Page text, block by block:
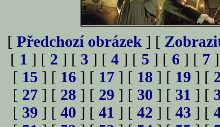
[ Předchozí obrázek ] [
[ 1 ] [ 2 ] [ 3 ] [ 4 ] [ 5 ] [ 6 ] [ 7
[ 15 ] [ 16 ] [ 17 ] [ 18 ] [ 19 ] [
[ 27 ] [ 28 ] [ 29 ] [ 30 ] [ 31 ] [
[ 39 ] [ 40 ] [ 41 ] [ 42 ] [ 43 ] [